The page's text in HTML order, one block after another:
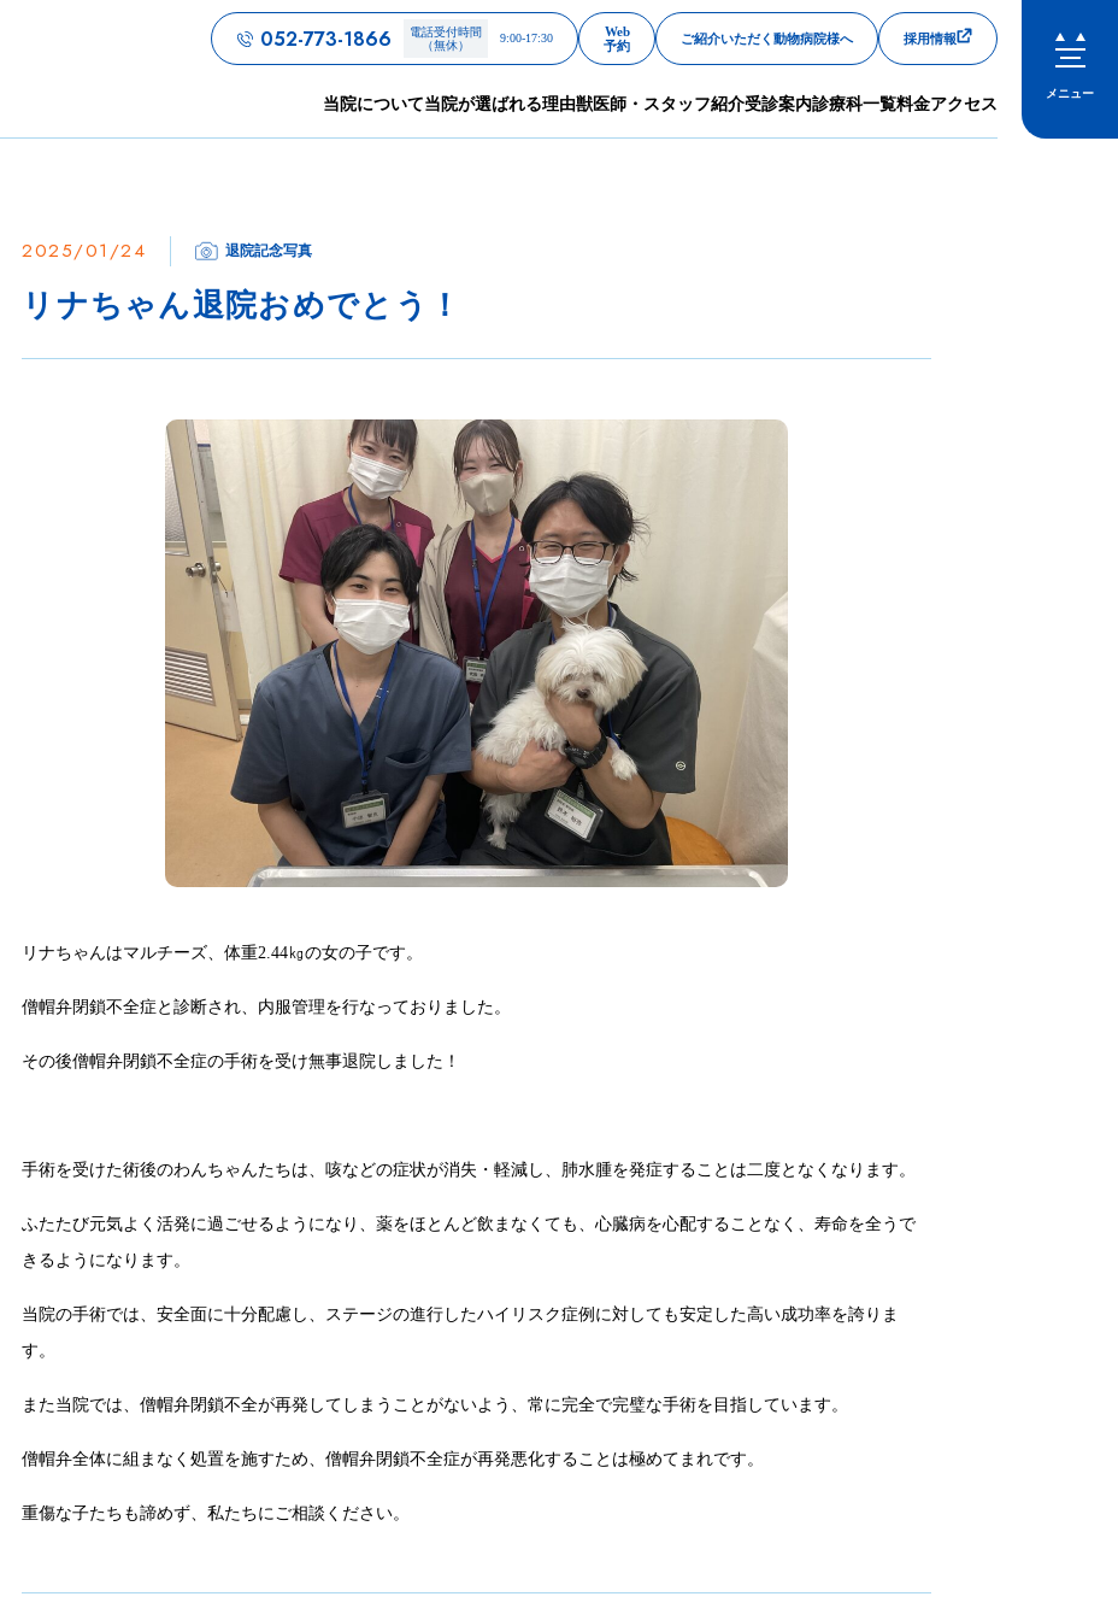
052-773-1866
電話受付時間
（無休）
9:00-17:30
Web
予約
ご紹介いただく動物病院様へ 採用情報
当院について当院が選ばれる理由獣医師・スタッフ紹介受診案内診療科一覧料金アクセス
メニュー
2025/01/24 退院記念写真
リナちゃん退院おめでとう！
リナちゃんはマルチーズ、体重2.44㎏の女の子です。
僧帽弁閉鎖不全症と診断され、内服管理を行なっておりました。
その後僧帽弁閉鎖不全症の手術を受け無事退院しました！
手術を受けた術後のわんちゃんたちは、咳などの症状が消失・軽減し、肺水腫を発症することは二度となくなります。
ふたたび元気よく活発に過ごせるようになり、薬をほとんど飲まなくても、心臓病を心配することなく、寿命を全うで
きるようになります。
当院の手術では、安全面に十分配慮し、ステージの進行したハイリスク症例に対しても安定した高い成功率を誇りま
す。
また当院では、僧帽弁閉鎖不全が再発してしまうことがないよう、常に完全で完璧な手術を目指しています。
僧帽弁全体に組まなく処置を施すため、僧帽弁閉鎖不全症が再発悪化することは極めてまれです。
重傷な子たちも諦めず、私たちにご相談ください。